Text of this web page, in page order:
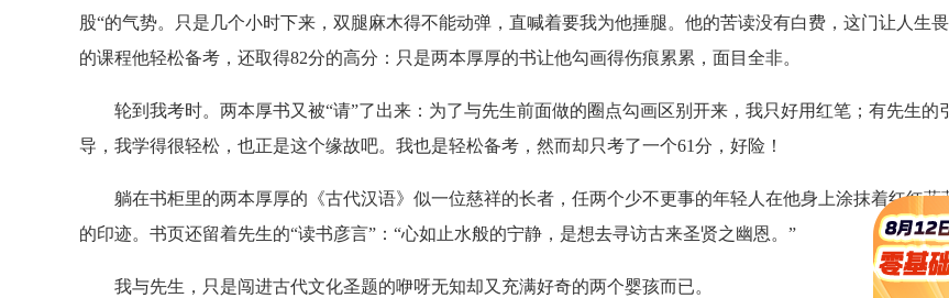
股“的气势。只是几个小时下来，双腿麻木得不能动弹，直喊着要我为他捶腿。他的苦读没有白费，这门让人生畏
的课程他轻松备考，还取得82分的高分：只是两本厚厚的书让他勾画得伤痕累累，面目全非。
轮到我考时。两本厚书又被“请”了出来：为了与先生前面做的圈点勾画区别开来，我只好用红笔；有先生的引
导，我学得很轻松，也正是这个缘故吧。我也是轻松备考，然而却只考了一个61分，好险！
躺在书柜里的两本厚厚的《古代汉语》似一位慈祥的长者，任两个少不更事的年轻人在他身上涂抹着红红蓝
的印迹。书页还留着先生的“读书彦言”：“心如止水般的宁静，是想去寻访古来圣贤之幽恩。”
我与先生，只是闯进古代文化圣题的咿呀无知却又充满好奇的两个婴孩而已。